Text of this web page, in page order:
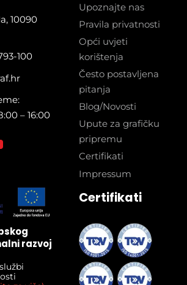
10090
100
– 16:00
Upoznajte nas
Pravila privatnosti
Opći uvjeti
korištenja
Često postavljena
pitanja
Blog/Novosti
Upute za grafičku
pripremu
Certifikati
Impressum
razvoj
Certifikati